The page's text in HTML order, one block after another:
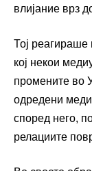
влијание врз
Тој
кој некои
промените во
одредени
според него,
релациите